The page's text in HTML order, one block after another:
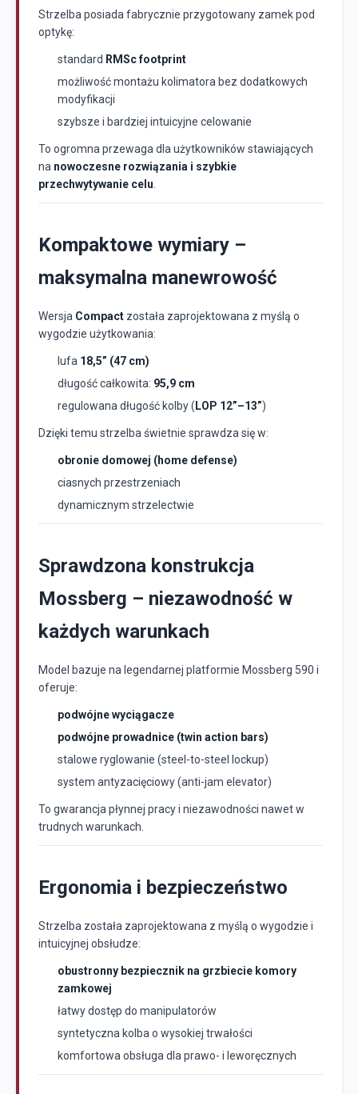
Strzelba posiada fabrycznie przygotowany zamek pod
optykę:
standard RMSc footprint
możliwość montażu kolimatora bez dodatkowych
modyfikacji
szybsze i bardziej intuicyjne celowanie
To ogromna przewaga dla użytkowników stawiających
na nowoczesne rozwiązania i szybkie
przechwytywanie celu
Kompaktowe wymiary –
maksymalna manewrowość
Wersja Compact została zaprojektowana z myślą o
wygodzie użytkowania:
lufa 18,5” (47 cm)
długość całkowita: 95,9 cm
regulowana długość kolby ( LOP 12”–13”)
Dzięki temu strzelba świetnie sprawdza się w:
obronie domowej (home defense)
ciasnych przestrzeniach
dynamicznym strzelectwie
Sprawdzona konstrukcja
Mossberg – niezawodność w
każdych warunkach
Model bazuje na legendarnej platformie Mossberg 590 i
oferuje:
podwójne wyciągacze
podwójne prowadnice (twin action bars)
stalowe ryglowanie (steel-to-steel lockup)
system antyzacięciowy (anti-jam elevator)
To gwarancja płynnej pracy i niezawodności nawet w
trudnych warunkach.
Ergonomia i bezpieczeństwo
Strzelba została zaprojektowana z myślą o wygodzie i
intuicyjnej obsłudze:
obustronny bezpiecznik na grzbiecie komory
zamkowej
łatwy dostęp do manipulatorów
syntetyczna kolba o wysokiej trwałości
komfortowa obsługa dla prawo- i leworęcznych